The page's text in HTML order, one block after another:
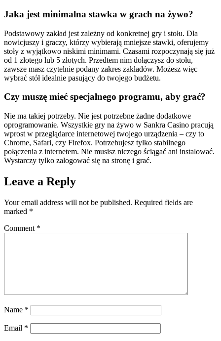
Jaka jest minimalna stawka w grach na żywo?
Podstawowy zakład jest zależny od konkretnej gry i stołu. Dla
nowicjuszy i graczy, którzy wybierają mniejsze stawki, oferujemy
stoły z wyjątkowo niskimi minimami. Czasami rozpoczynają się już
od 1 złotego lub 5 złotych. Przedtem nim dołączysz do stołu,
zawsze masz czytelnie podany zakres zakładów. Możesz więc
wybrać stół idealnie pasujący do twojego budżetu.
Czy muszę mieć specjalnego programu, aby grać?
Nie ma takiej potrzeby. Nie jest potrzebne żadne dodatkowe
oprogramowanie. Wszystkie gry na żywo w Sankra Casino pracują
wprost w przeglądarce internetowej twojego urządzenia – czy to
Chrome, Safari, czy Firefox. Potrzebujesz tylko stabilnego
połączenia z internetem. Nie musisz niczego ściągać ani instalować.
Wystarczy tylko zalogować się na stronę i grać.
Leave a Reply
Your email address will not be published. Required fields are
marked *
Comment *
Name *
Email *